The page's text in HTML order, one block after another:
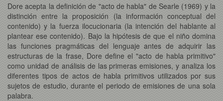
Dore acepta la definición de "acto de habla" de Searle (1969) y la
distinción entre la proposición (la información conceptual del
contenido) y la fuerza ilocucionaria (la intención del hablante al
plantear ese contenido). Bajo la hipótesis de que el niño domina
las funciones pragmáticas del lenguaje antes de adquirir las
estructuras de la frase, Dore define el "acto de habla primitivo"
como unidad de análisis de las primeras emisiones, y analiza los
diferentes tipos de actos de habla primitivos utilizados por sus
sujetos de estudio, durante el periodo de emisiones de una sola
palabra.